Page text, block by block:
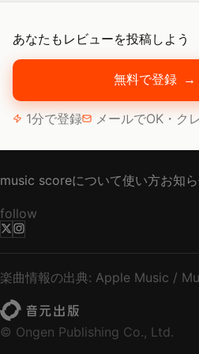
あなたもレビューを投稿しよう
無料で登録 →
1分で登録 メールでOK・ク
music scoreについて使い方お知
follow
楽曲情報の出典: Apple Music /
© Ongen Publishing Co., Ltd.